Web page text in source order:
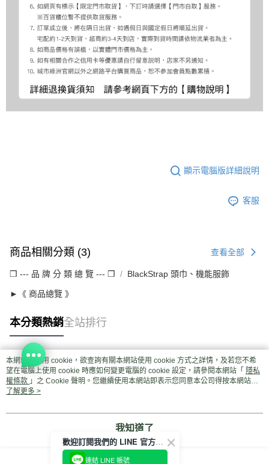
顯示電腦版詳細說明
客服
商品相關分類 (3) 查看全部
❒ --- 品 牌 分 類 總 覽 --- ❒ BlackStrap 頭巾、機能服飾
►《 商品總覽 》
本分類熱銷全站排行
熱門標籤
本網站中使用 cookie，欲查詢有關本網站使用 cookie 方式之詳情，及若您不希
望在電腦上使用 cookie 時應如何變更電腦的 cookie 設定，請參閱本網站「 隱私
權條款 」之 Cookie 聲明。您繼續使用本網站即表示您同意本公司得按本網站使
用條款之 Cookie 聲明使用 cookie。
了解更多 >
我知道了
歡迎訂閱我們的 LINE 官方帳號
連結 LINE 帳號